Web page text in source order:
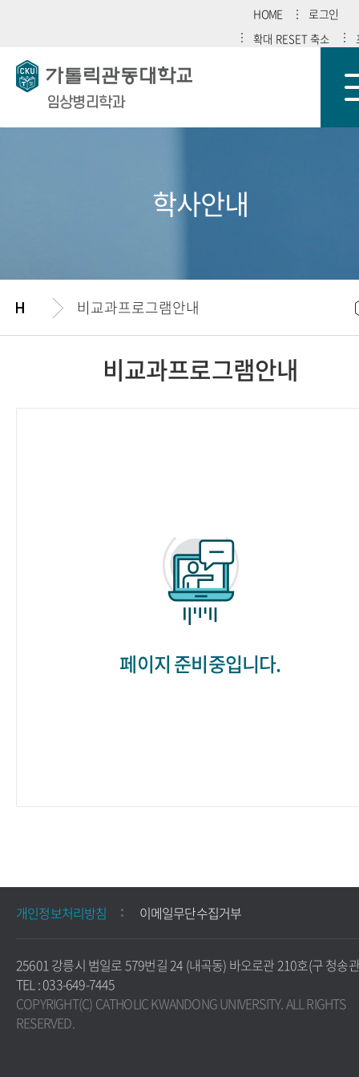
HOME 로그인
확대 RESET축소
임상병리학과
학사안내
비교과프로그램안내
비교과프로그램안내
페이지 준비중입니다.
개인정보처리방침 이메일무단수집거부
25601 강릉시 범일로 579번길 24 (내곡동) 바오로관 210호(구 청송
TEL : 033-649-7445
COPYRIGHT(C) CATHOLIC KWANDONG UNIVERSITY. ALL RIGHTS
RESERVED.